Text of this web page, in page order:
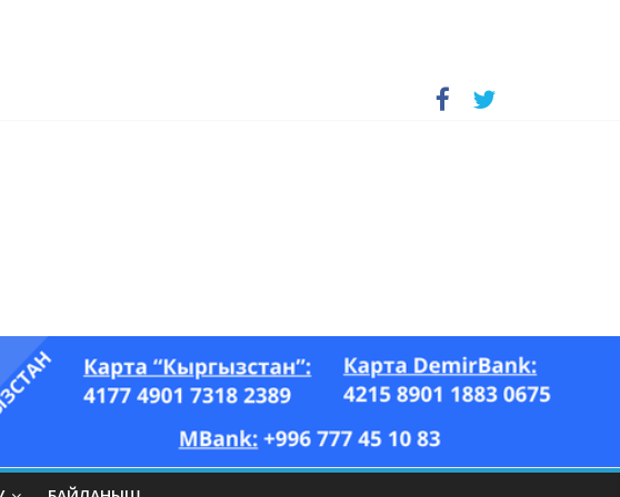
БЕЙШЕНАЛИЕВА, “Азия Ньюс” гезити, 26.07–17.08.2023-ж.)